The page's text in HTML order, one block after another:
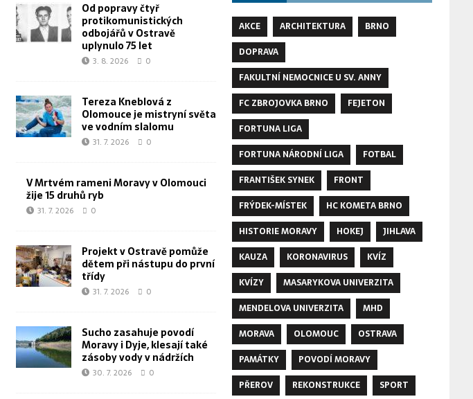
Od popravy čtyř
protikomunistických
odbojářů v Ostravě
uplynulo 75 let
3. 8. 2026 0
Tereza Kneblová z
Olomouce je mistryní světa
ve vodním slalomu
31. 7. 2026 0
V Mrtvém rameni Moravy v Olomouci
žije 15 druhů ryb
31. 7. 2026 0
Projekt v Ostravě pomůže
dětem při nástupu do první
třídy
31. 7. 2026 0
Sucho zasahuje povodí
Moravy i Dyje, klesají také
zásoby vody v nádržích
30. 7. 2026 0
AKCE ARCHITEKTURA
BRNO
DOPRAVA
FAKULTNÍ NEMOCNICE U SV. ANNY
FC ZBROJOVKA BRNO
FEJETON
FORTUNA LIGA
FORTUNA NÁRODNÍ LIGA
FOTBAL
FRANTIŠEK SYNEK
FRONT
FRÝDEK-MÍSTEK
HC KOMETA BRNO
HISTORIE MORAVY
HOKEJ
JIHLAVA
KAUZA
KORONAVIRUS
KVÍZ
KVÍZY
MASARYKOVA UNIVERZITA
MENDELOVA UNIVERZITA
MHD
MORAVA
OLOMOUC
OSTRAVA
PAMÁTKY
POVODÍ MORAVY
PŘEROV
REKONSTRUKCE
SPORT